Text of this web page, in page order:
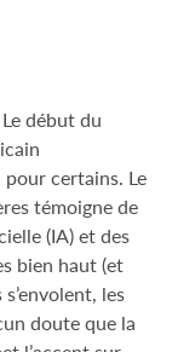
début du
pour certains. Le
témoigne de
(IA) et des
bien haut (et
les
doute que la